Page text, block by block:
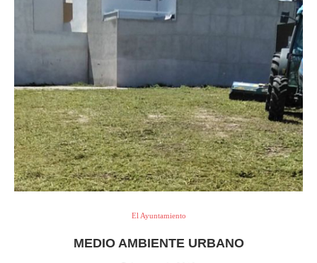
El Ayuntamiento
MEDIO AMBIENTE URBANO